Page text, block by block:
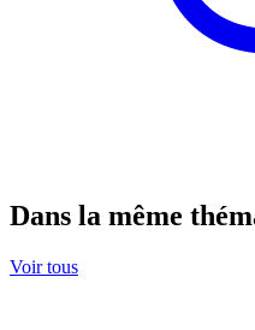
Dans la même
Voir tous